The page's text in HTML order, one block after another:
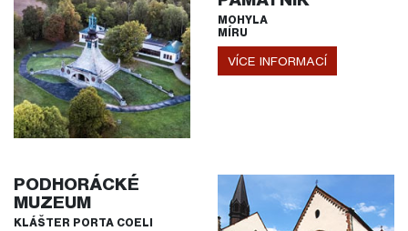
MOHYLA
MÍRU
VÍCE INFORMACÍ
PODHORÁCKÉ
MUZEUM
KLÁŠTER PORTA COELI